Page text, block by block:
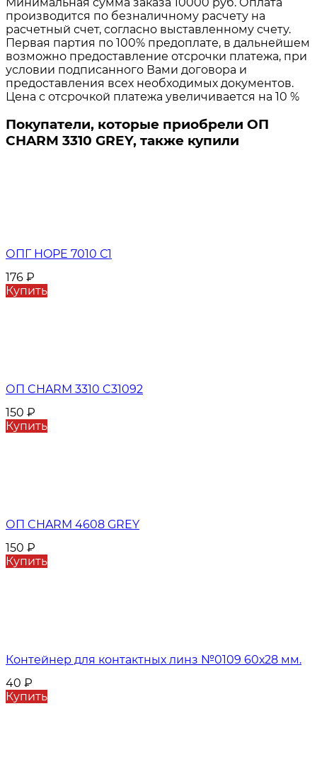
производится по безналичному расчету на
расчетный счет, согласно выставленному счету.
Первая партия по 100% предоплате, в дальнейшем
возможно предоставление отсрочки платежа, при
условии подписанного Вами договора и
предоставления всех необходимых документов.
Цена с отсрочкой платежа увеличивается на 10 %
Покупатели, которые приобрели ОП
CHARM 3310 GREY, также купили
ОПГ HOPE 7010 С1
176 ₽
Купить
ОП CHARM 3310 C31092
150 ₽
Купить
ОП CHARM 4608 GREY
150 ₽
Купить
Контейнер для контактных линз №0109 60х28 мм.
40 ₽
Купить